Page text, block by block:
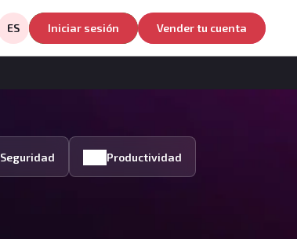
ES Iniciar sesión Vender tu cuenta
Seguridad Productividad